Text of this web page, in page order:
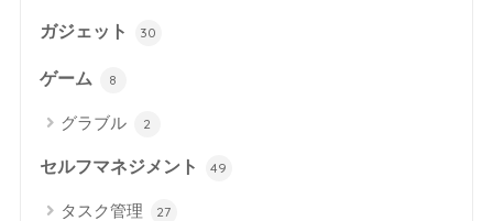
ガジェット 30
ゲーム 8
グラブル 2
セルフマネジメント 49
タスク管理 27